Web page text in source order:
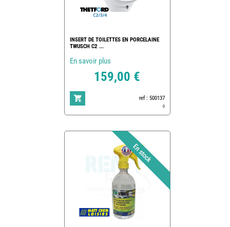
INSERT DE TOILETTES EN PORCELAINE
TWUSCH C2 ...
En savoir plus
159,00 €
ref : 500137
0